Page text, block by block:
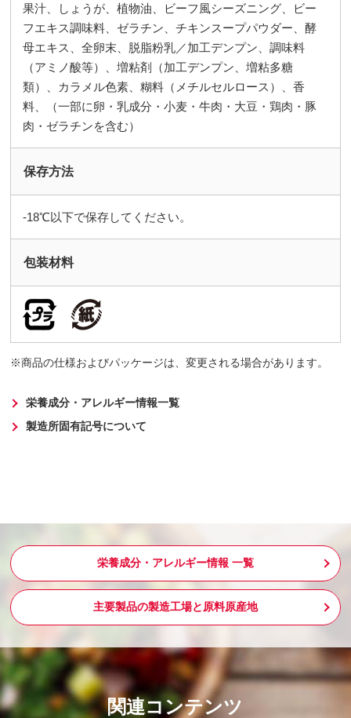
果汁、しょうが、植物油、ビーフ風シーズニング、ビー
フエキス調味料、ゼラチン、チキンスープパウダー、酵
母エキス、全卵末、脱脂粉乳／加工デンプン、調味料
（アミノ酸等）、増粘剤（加工デンプン、増粘多糖
類）、カラメル色素、糊料（メチルセルロース）、香
料、（一部に卵・乳成分・小麦・牛肉・大豆・鶏肉・豚
肉・ゼラチンを含む）
保存方法
-18℃以下で保存してください。
包装材料
商品の仕様およびパッケージは、変更される場合があります。
栄養成分・アレルギー情報一覧
製造所固有記号について
栄養成分・アレルギー情報 一覧
主要製品の製造工場と原料原産地
関連コンテンツ